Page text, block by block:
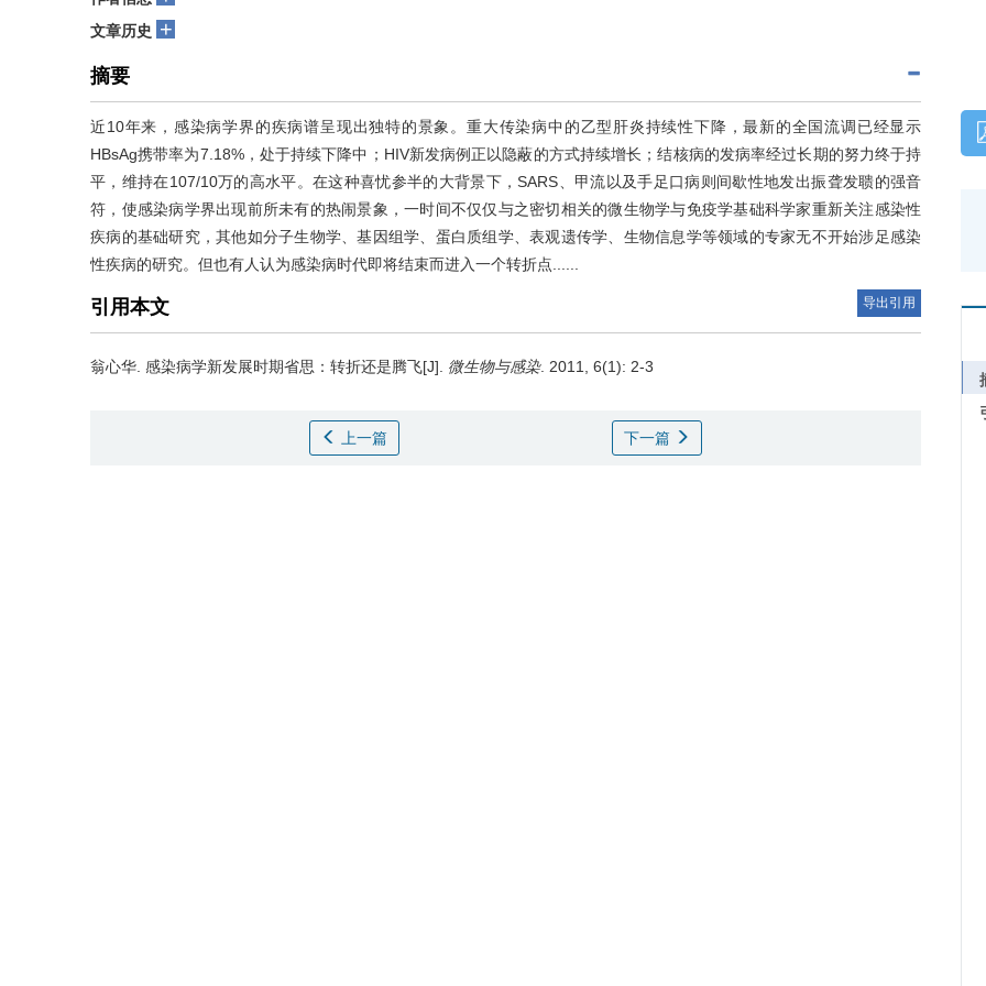
文章历史 +
摘要
近10年来，感染病学界的疾病谱呈现出独特的景象。重大传染病中的乙型肝炎持续性下降，最新的全国流调已经显示
HBsAg携带率为7.18%，处于持续下降中；HIV新发病例正以隐蔽的方式持续增长；结核病的发病率经过长期的努力终于持
平，维持在107/10万的高水平。在这种喜忧参半的大背景下，SARS、甲流以及手足口病则间歇性地发出振聋发聩的强音
符，使感染病学界出现前所未有的热闹景象，一时间不仅仅与之密切相关的微生物学与免疫学基础科学家重新关注感染性
疾病的基础研究，其他如分子生物学、基因组学、蛋白质组学、表观遗传学、生物信息学等领域的专家无不开始涉足感染
性疾病的研究。但也有人认为感染病时代即将结束而进入一个转折点......
引用本文 导出引用
翁心华. 感染病学新发展时期省思：转折还是腾飞[J]. 微生物与感染. 2011, 6(1): 2-3
上一篇 下一篇